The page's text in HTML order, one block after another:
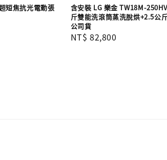
短焦抗光電動張
含安裝 LG 樂金 TW18M-
斤雙能洗滾筒蒸洗脫烘+2.5公
公司貨
Regular
NT$ 82,800